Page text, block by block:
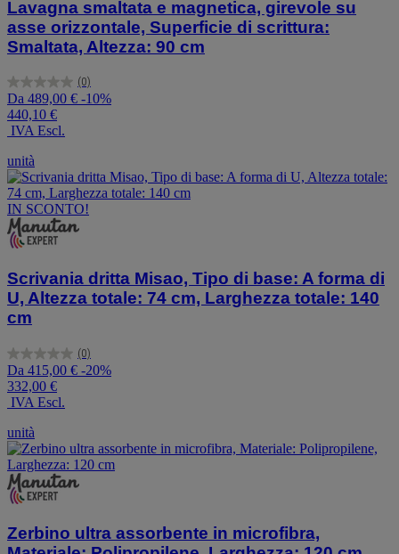
Lavagna smaltata e magnetica, girevole su
asse orizzontale, Superficie di scrittura:
Smaltata, Altezza: 90 cm
(0)
0.0
su
5
stelle.
Da 489,00 € -10%
440,10 €
IVA Escl.
unità
IN SCONTO!
Scrivania dritta Misao, Tipo di base: A forma di
U, Altezza totale: 74 cm, Larghezza totale: 140
cm
(0)
0.0
su
5
stelle.
Da 415,00 € -20%
332,00 €
IVA Escl.
unità
Zerbino ultra assorbente in microfibra,